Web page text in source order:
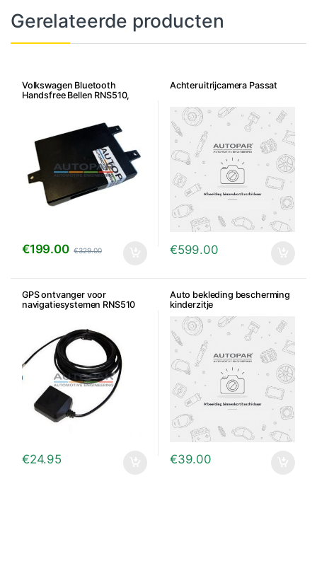
Gerelateerde producten
Volkswagen Bluetooth
Handsfree Bellen RNS510,
€199.00 €329.00
Achteruitrijcamera Passat
€599.00
GPS ontvanger voor
navigatiesystemen RNS510
€24.95
Auto bekleding bescherming
kinderzitje
€39.00